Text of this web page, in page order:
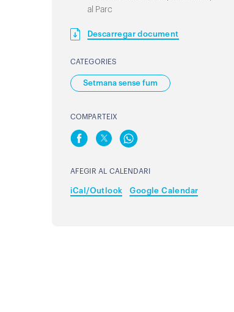
al Parc
Descarregar document
CATEGORIES
Setmana sense fum
COMPARTEIX
AFEGIR AL CALENDARI
iCal/Outlook Google Calendar